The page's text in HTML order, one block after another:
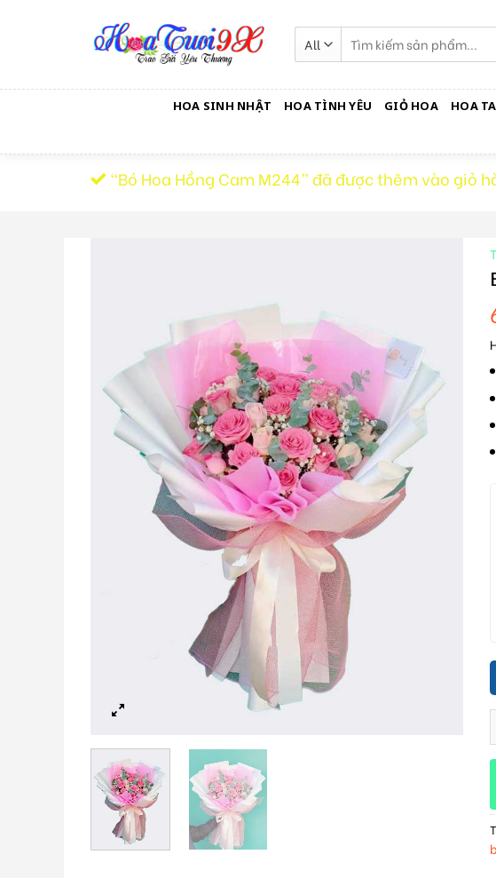
kiếm:
HOA SINH NHẬT HOA TÌNH YÊU GIỎ HOA HOA
“Bó Hoa Hồng Cam M244” đã được thêm vào giỏ